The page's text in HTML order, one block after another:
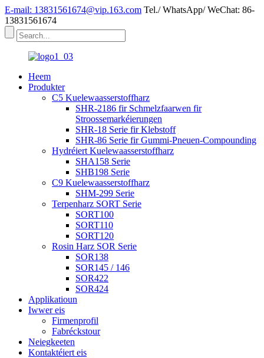
E-mail: 13831561674@vip.163.com Tel./ WhatsApp/ WeChat: 86-
13831561674
Heem
Produkter
C5 Kuelewaasserstoffharz
SHR-2186 fir Schmelzfaarwen fir
Stroossemarkéierungen
SHR-18 Serie fir Klebstoff
SHR-86 Serie fir Gummi-Pneuen-Compounding
Hydréiert Kuelewaasserstoffharz
SHA158 Serie
SHB198 Serie
C9 Kuelewaasserstoffharz
SHM-299 Serie
Terpenharz SORT Serie
SORT100
SORT110
SORT120
Rosin Harz SOR Serie
SOR138
SOR145 / 146
SOR422
SOR424
Applikatioun
Iwwer eis
Firmenprofil
Fabréckstour
Neiegkeeten
Kontaktéiert eis